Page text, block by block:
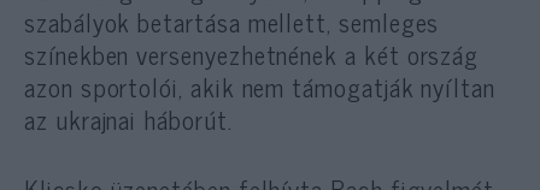
szabályok betartása mellett, semleges
színekben versenyezhetnének a két ország
azon sportolói, akik nem támogatják nyíltan
az ukrajnai háborút.